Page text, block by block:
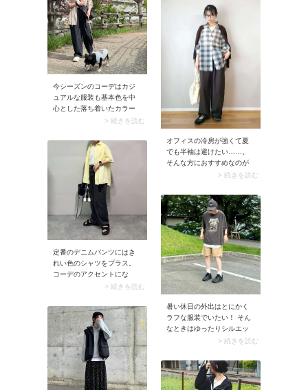
今シーズンのコーデはカジ
ュアルな服装も基本色を中
心とした落ち着いたカラー
が人気。そこで斜め掛けシ
をチョイス。合わせるキャ
ップやパンツもブラックで
まとめれば、上品な大人カ
ジュアルコーデに仕上がり
> 続きを読む
オフィスの冷房が強くて夏
でも半袖は避けたい……。
そんな方におすすめなのが
長袖のシアーシャツ。白ベ
柄が入った上品なシャツな
ら、羽織るだけで白Tシャツ
もきれいめな印象に。落ち
感のあるワイドパンツに合
わせれば、着心地もラクち
んなリラックスコーデに仕
上がります。
> 続きを読む
定番のデニムパンツにはき
れい色のシャツをプラス。
コーデのアクセントにな
り、またシャツなら脱ぎ着
目にぴったりです。その際
デニムパンツはベルトやト
ップスインなどウエストマ
ークするのがポイント。シ
ャツを羽織ったときにメリ
ハリが出てすっきり見えま
すよ。
> 続きを読む
暑い休日の外出はとにかく
ラフな服装でいたい！ そん
なときはゆったりシルエッ
トのロゴTシャツにショート
う。ショートパンツもワー
ク感のあるコットンやナイ
ロンなど肌あたりのいい素
> 続きを読む